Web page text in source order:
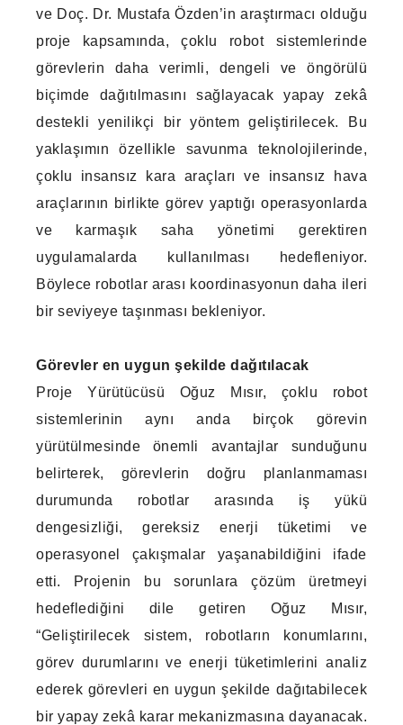
ve Doç. Dr. Mustafa Özden’in araştırmacı olduğu
proje kapsamında, çoklu robot sistemlerinde
görevlerin daha verimli, dengeli ve öngörülü
biçimde dağıtılmasını sağlayacak yapay zekâ
destekli yenilikçi bir yöntem geliştirilecek. Bu
yaklaşımın özellikle savunma teknolojilerinde,
çoklu insansız kara araçları ve insansız hava
araçlarının birlikte görev yaptığı operasyonlarda
ve karmaşık saha yönetimi gerektiren
uygulamalarda kullanılması hedefleniyor.
Böylece robotlar arası koordinasyonun daha ileri
bir seviyeye taşınması bekleniyor.
Görevler en uygun şekilde dağıtılacak
Proje Yürütücüsü Oğuz Mısır, çoklu robot
sistemlerinin aynı anda birçok görevin
yürütülmesinde önemli avantajlar sunduğunu
belirterek, görevlerin doğru planlanmaması
durumunda robotlar arasında iş yükü
dengesizliği, gereksiz enerji tüketimi ve
operasyonel çakışmalar yaşanabildiğini ifade
etti. Projenin bu sorunlara çözüm üretmeyi
hedeflediğini dile getiren Oğuz Mısır,
“Geliştirilecek sistem, robotların konumlarını,
görev durumlarını ve enerji tüketimlerini analiz
ederek görevleri en uygun şekilde dağıtabilecek
bir yapay zekâ karar mekanizmasına dayanacak.